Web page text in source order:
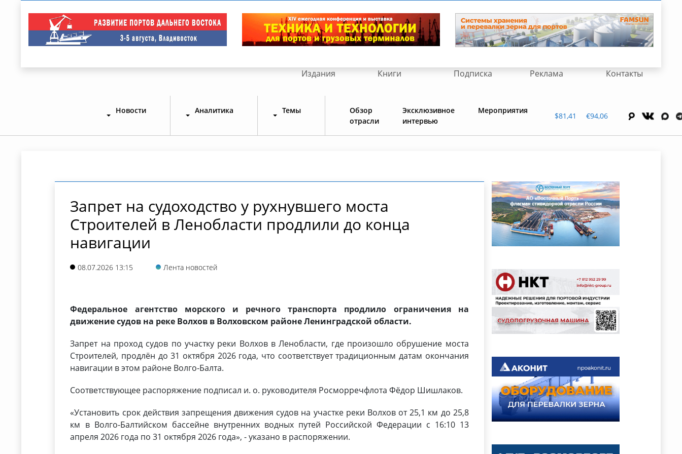
Издания Книги Подписка Реклама Контакты
Новости Аналитика Темы
Обзор
отрасли
Эксклюзивное
интервью
Мероприятия
$81,41 €94,06
Запрет на судоходство у рухнувшего моста
Строителей в Ленобласти продлили до конца
навигации
08.07.2026 13:15 Лента новостей
Федеральное агентство морского и речного транспорта продлило ограничения на
движение судов на реке Волхов в Волховском районе Ленинградской области.
Запрет на проход судов по участку реки Волхов в Ленобласти, где произошло обрушение моста
Строителей, продлён до 31 октября 2026 года, что соответствует традиционным датам окончания
навигации в этом районе Волго-Балта.
Соответствующее распоряжение подписал и. о. руководителя Росморречфлота Фёдор Шишлаков.
«Установить срок действия запрещения движения судов на участке реки Волхов от 25,1 км до 25,8
км в Волго-Балтийском бассейне внутренних водных путей Российской Федерации с 16:10 13
апреля 2026 года по 31 октября 2026 года», - указано в распоряжении.